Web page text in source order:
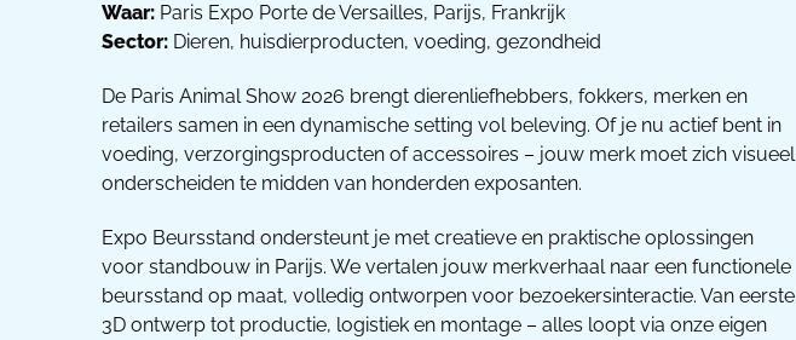
Waar: Paris Expo Porte de Versailles, Parijs, Frankrijk
Sector: Dieren, huisdierproducten, voeding, gezondheid
De Paris Animal Show 2026 brengt dierenliefhebbers, fokkers, merken en
retailers samen in een dynamische setting vol beleving. Of je nu actief bent in
voeding, verzorgingsproducten of accessoires – jouw merk moet zich visueel
onderscheiden te midden van honderden exposanten.
Expo Beursstand ondersteunt je met creatieve en praktische oplossingen
voor standbouw in Parijs. We vertalen jouw merkverhaal naar een functionele
beursstand op maat, volledig ontworpen voor bezoekersinteractie. Van eerste
3D ontwerp tot productie, logistiek en montage – alles loopt via onze eigen